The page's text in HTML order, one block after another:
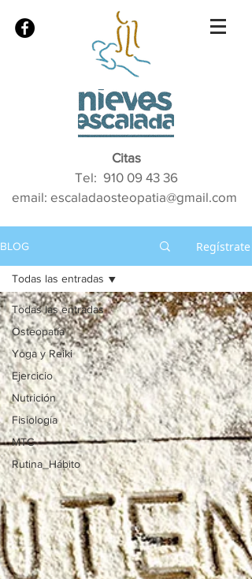
Citas
Tel: 910 09 43 36
email: escaladaosteopatia@gmail.com
BLOG Regístrate
Todas las entradas
Osteopatía
Yoga y Reiki
Ejercicio
Nutrición
Fisiología
MTC
Rutina_Hábito
Todas las entradas